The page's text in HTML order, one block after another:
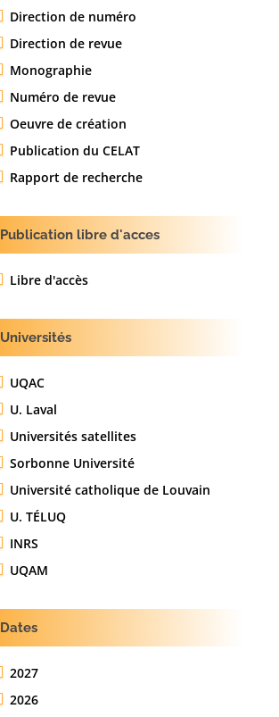
Direction de numéro
Direction de revue
Monographie
Numéro de revue
Oeuvre de création
Publication du CELAT
Rapport de recherche
Publication libre d'acces
Libre d'accès
Universités
UQAC
U. Laval
Universités satellites
Sorbonne Université
Université catholique de Louvain
U. TÉLUQ
INRS
UQAM
Dates
2027
2026